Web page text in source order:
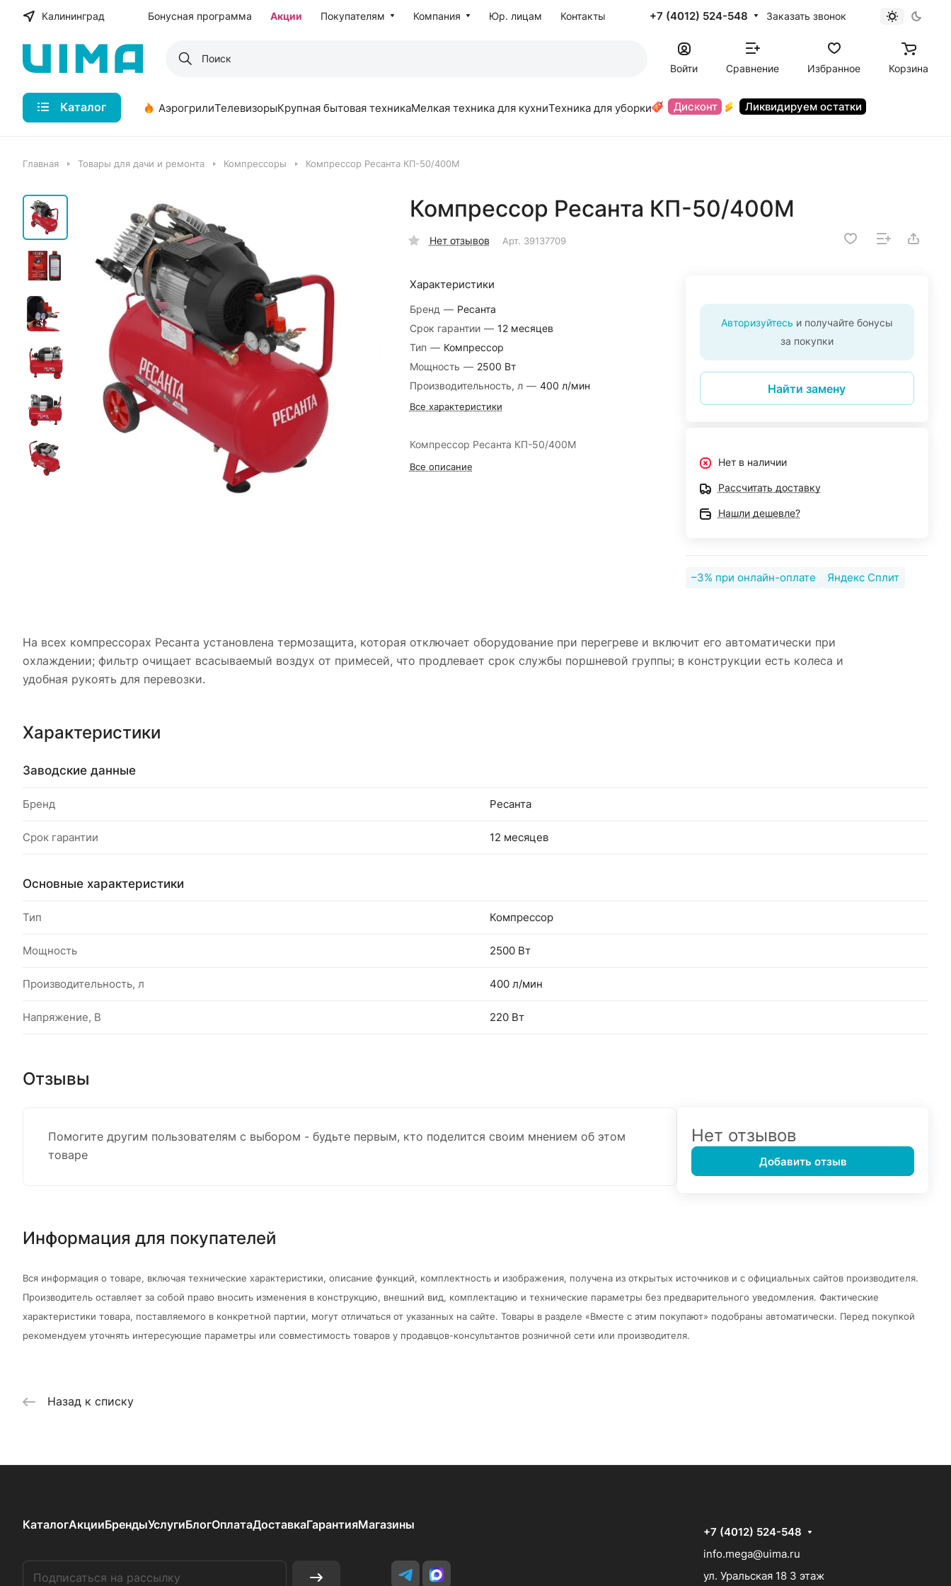
Калининград Бонусная программа Акции Покупателям Компания Юр. лицам Контакты +7 (4012) 524-548 Заказать звонок
Войти Сравнение Избранное Корзина
Каталог АэрогрилиТелевизорыКрупная бытовая техникаМелкая техника для кухниТехника для уборки Дисконт Ликвидируем остатки
Главная Товары для дачи и ремонта Компрессоры Компрессор Ресанта КП-50/400М
Компрессор Ресанта КП-50/400М
Нет отзывов Арт. 39137709
Характеристики
Бренд — Ресанта
Срок гарантии — 12 месяцев
Тип — Компрессор
Мощность — 2500 Вт
Производительность, л — 400 л/мин
Все характеристики
Компрессор Ресанта КП-50/400М
Все описание
Авторизуйтесь и получайте бонусы
за покупки
Найти замену
Нет в наличии
Рассчитать доставку
Нашли дешевле?
–3% при онлайн-оплате Яндекс Сплит
На всех компрессорах Ресанта установлена термозащита, которая отключает оборудование при перегреве и включит его автоматически при
охлаждении; фильтр очищает всасываемый воздух от примесей, что продлевает срок службы поршневой группы; в конструкции есть колеса и
удобная рукоять для перевозки.
Характеристики
Заводские данные
Бренд Ресанта
Срок гарантии 12 месяцев
Основные характеристики
Тип Компрессор
Мощность 2500 Вт
Производительность, л 400 л/мин
Напряжение, В 220 Вт
Отзывы
Помогите другим пользователям с выбором - будьте первым, кто поделится своим мнением об этом
товаре
Нет отзывов
Добавить отзыв
Информация для покупателей
Вся информация о товаре, включая технические характеристики, описание функций, комплектность и изображения, получена из открытых источников и с официальных сайтов производителя.
Производитель оставляет за собой право вносить изменения в конструкцию, внешний вид, комплектацию и технические параметры без предварительного уведомления. Фактические
характеристики товара, поставляемого в конкретной партии, могут отличаться от указанных на сайте. Товары в разделе «Вместе с этим покупают» подобраны автоматически. Перед покупкой
рекомендуем уточнять интересующие параметры или совместимость товаров у продавцов-консультантов розничной сети или производителя.
Назад к списку
КаталогАкцииБрендыУслугиБлогОплатаДоставкаГарантияМагазины
+7 (4012) 524-548
info.mega@uima.ru
ул. Уральская 18 3 этаж